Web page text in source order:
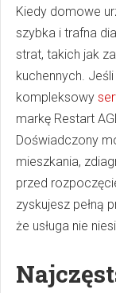
Kiedy domowe
szybka i trafna
strat, takich jak
kuchennych.
kompleksowy
markę Restart
Doświadczony
mieszkania,
przed
zyskujesz pełną
że usługa nie